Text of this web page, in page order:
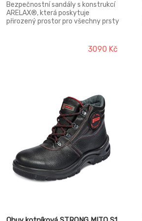
Bezpečnostní sandály s konstrukcí
ARELAX®, která poskytuje
přirozený prostor pro všechny prsty
3090 Kč